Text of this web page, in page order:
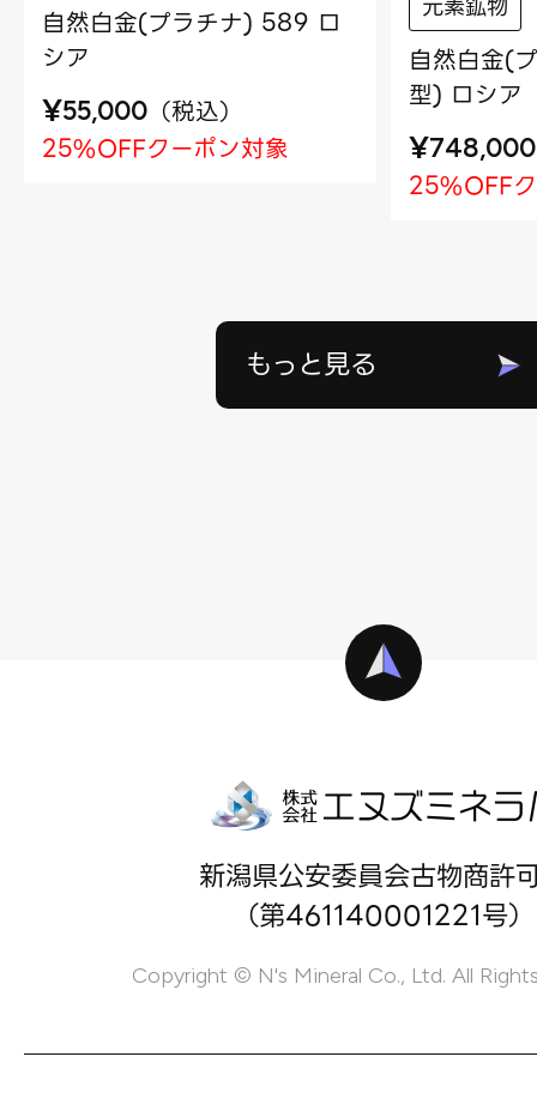
自然白金(プラチナ) 589 ロ
シア
¥55,000 （税込）
25%OFFクーポン対象
自然白金(
型) ロシア
¥748,000
25%OFF
もっと見る
新潟県公安委員会古物商許
（第461140001221号）
Copyright © N's Mineral Co., Ltd. All